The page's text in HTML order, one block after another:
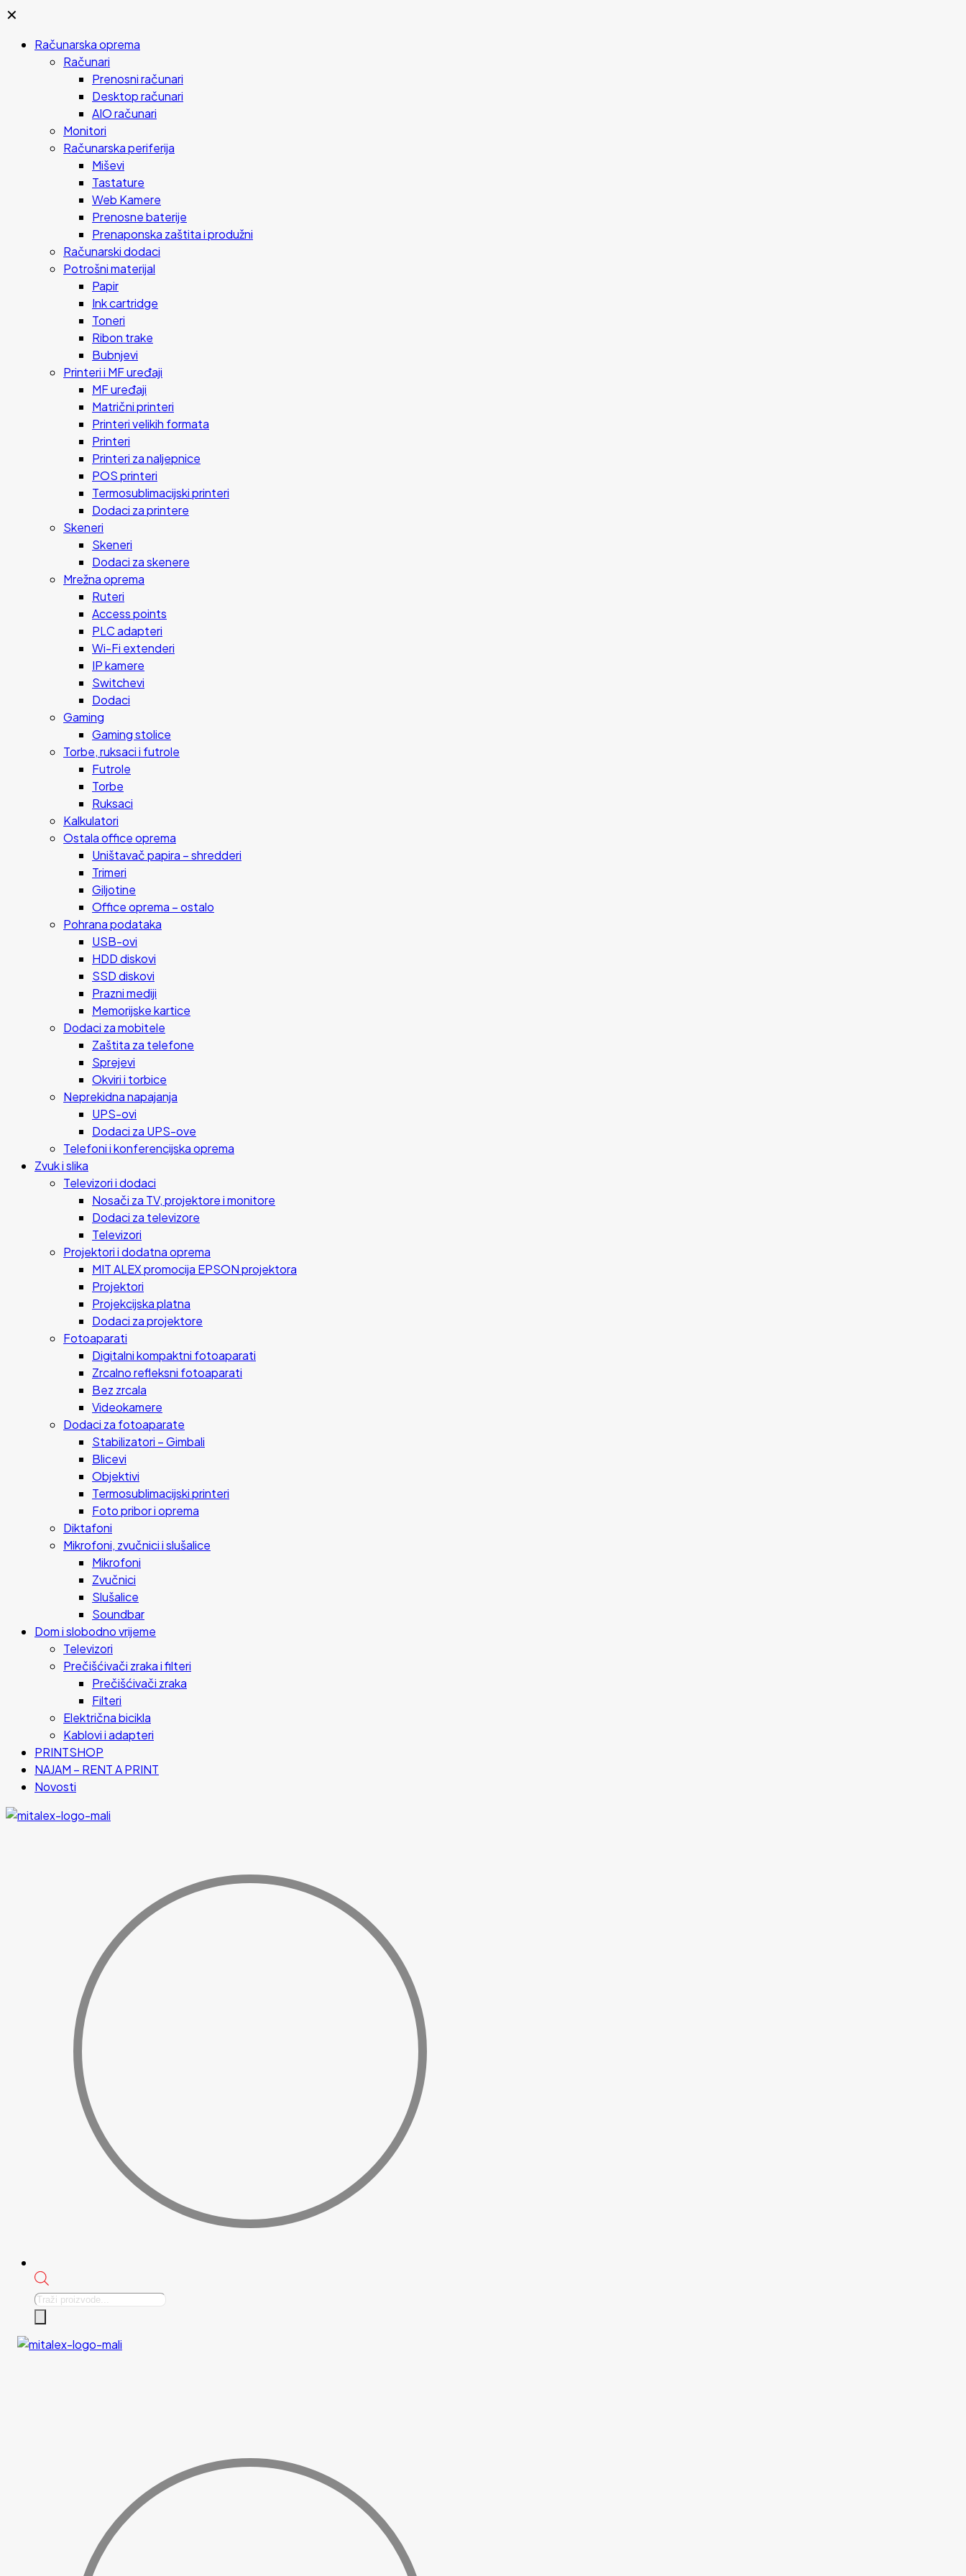
✕
Računarska oprema
Računari
Prenosni računari
Desktop računari
AIO računari
Monitori
Računarska periferija
Miševi
Tastature
Web Kamere
Prenosne baterije
Prenaponska zaštita i produžni
Računarski dodaci
Potrošni materijal
Papir
Ink cartridge
Toneri
Ribon trake
Bubnjevi
Printeri i MF uređaji
MF uređaji
Matrični printeri
Printeri velikih formata
Printeri
Printeri za naljepnice
POS printeri
Termosublimacijski printeri
Dodaci za printere
Skeneri
Skeneri
Dodaci za skenere
Mrežna oprema
Ruteri
Access points
PLC adapteri
Wi-Fi extenderi
IP kamere
Switchevi
Dodaci
Gaming
Gaming stolice
Torbe, ruksaci i futrole
Futrole
Torbe
Ruksaci
Kalkulatori
Ostala office oprema
Uništavač papira – shredderi
Trimeri
Giljotine
Office oprema – ostalo
Pohrana podataka
USB-ovi
HDD diskovi
SSD diskovi
Prazni mediji
Memorijske kartice
Dodaci za mobitele
Zaštita za telefone
Sprejevi
Okviri i torbice
Neprekidna napajanja
UPS-ovi
Dodaci za UPS-ove
Telefoni i konferencijska oprema
Zvuk i slika
Televizori i dodaci
Nosači za TV, projektore i monitore
Dodaci za televizore
Televizori
Projektori i dodatna oprema
MIT ALEX promocija EPSON projektora
Projektori
Projekcijska platna
Dodaci za projektore
Fotoaparati
Digitalni kompaktni fotoaparati
Zrcalno refleksni fotoaparati
Bez zrcala
Videokamere
Dodaci za fotoaparate
Stabilizatori – Gimbali
Blicevi
Objektivi
Termosublimacijski printeri
Foto pribor i oprema
Diktafoni
Mikrofoni, zvučnici i slušalice
Mikrofoni
Zvučnici
Slušalice
Soundbar
Dom i slobodno vrijeme
Televizori
Prečišćivači zraka i filteri
Prečišćivači zraka
Filteri
Električna bicikla
Kablovi i adapteri
PRINTSHOP
NAJAM – RENT A PRINT
Novosti
Products
search